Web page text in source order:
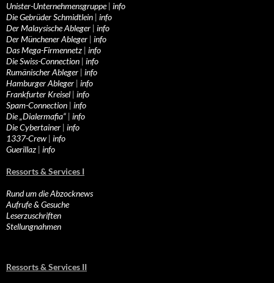
Unister-Unternehmensgruppe| info
Die Gebrüder Schmidtlein | info
Der Malaysische Ableger | info
Der Münchener Ableger | info
Das Mega-Firmennetz | info
Die Swiss-Connection | info
Rumänischer Ableger | info
Hamburger Ableger | info
Frankfurter Kreisel | info
Spam-Connection | info
Die „Dialermafia“ | info
Die Cybertainer | info
1337-Crew | info
Guerillaz | info
Ressorts & Services I
Rund um die Abzocknews
Aufrufe & Gesuche
Leserzuschriften
Stellungnahmen
Ressorts & Services II